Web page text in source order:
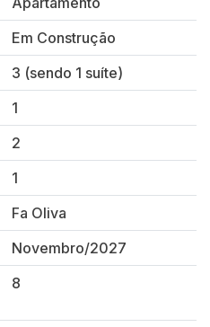
Em Construção
3 (sendo 1 suíte)
1
2
1
Fa Oliva
Novembro/2027
8